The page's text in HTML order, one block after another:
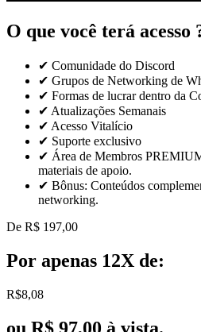
O que você terá acesso
✔ Comunidade do Discord
✔ Grupos de Networking de
✔ Formas de lucrar dentro da
✔ Atualizações Semanais
✔ Acesso Vitalício
✔ Suporte exclusivo
✔ Área de Membros
materiais de apoio.
✔ Bônus: Conteúdos
networking.
De R$ 197,00
Por apenas 12X de:
R$8,08
ou R$ 97,00 à vista.